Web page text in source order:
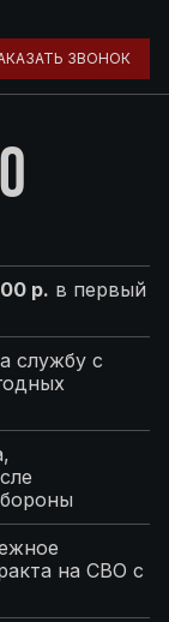
ЗВОНОК
р. в первый
службу с
на СВО с